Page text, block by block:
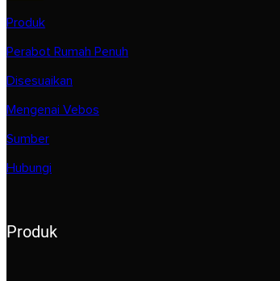
Produk
Perabot Rumah Penuh
Disesuaikan
Mengenai Vebos
Sumber
Hubungi
Produk